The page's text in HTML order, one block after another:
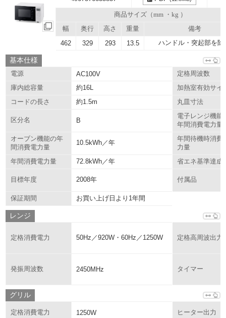
商品サイズ（mm ・kg ）
幅
奥行 高さ 重量 備考
462 329 293 13.5 ハンドル・突起部を除
基本仕様
電源 AC100V
定格周波数
庫内総容量
約16L
加熱室有効サイ
コードの長さ
約1.5m 丸皿寸法
区分名 B
電子レンジ機能
年間消費電力量
オーブン機能の年
間消費電力量
10.5kWh／年
年間待機時消費
力量
年間消費電力量
72.8kWh／年 省エネ基準達成
目標年度 2008年 付属品
保証期間 お買い上げ日より1年間
レンジ
定格消費電力 50Hz／920W・60Hz／1250W 定格高周波出力
発振周波数 2450MHz タイマー
グリル
定格消費電力 1250W ヒーター出力